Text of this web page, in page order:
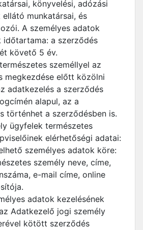
könyvelési, adózási
munkatársai, és
A személyes adatok
időtartama: a szerződés
követő 5 év.
személlyel az
megkezdése előtt közölni
adatkezelés a szerződés
alapul, az a
történhet a szerződésben is.
ügyfelek természetes
elérhetőségi adatai:
személyes adatok köre:
személy neve, címe,
e-mail címe, online
adatok kezelésének
Adatkezelő jogi személy
kötött szerződés